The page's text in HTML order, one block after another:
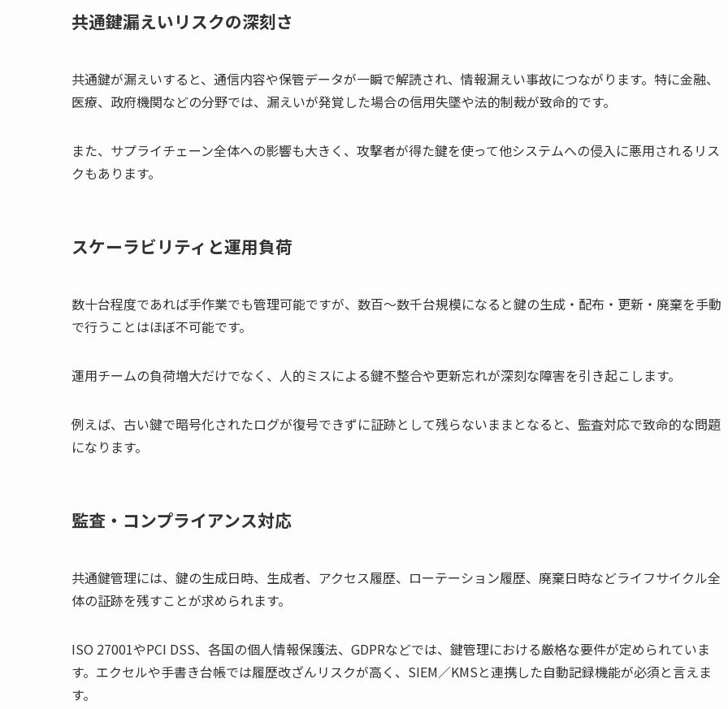
共通鍵漏えいリスクの深刻さ
共通鍵が漏えいすると、通信内容や保管データが一瞬で解読され、情報漏えい事故につながります。特に金融、
医療、政府機関などの分野では、漏えいが発覚した場合の信用失墜や法的制裁が致命的です。
また、サプライチェーン全体への影響も大きく、攻撃者が得た鍵を使って他システムへの侵入に悪用されるリス
クもあります。
スケーラビリティと運用負荷
数十台程度であれば手作業でも管理可能ですが、数百〜数千台規模になると鍵の生成・配布・更新・廃棄を手動
で行うことはほぼ不可能です。
運用チームの負荷増大だけでなく、人的ミスによる鍵不整合や更新忘れが深刻な障害を引き起こします。
例えば、古い鍵で暗号化されたログが復号できずに証跡として残らないままとなると、監査対応で致命的な問題
になります。
監査・コンプライアンス対応
共通鍵管理には、鍵の生成日時、生成者、アクセス履歴、ローテーション履歴、廃棄日時などライフサイクル全
体の証跡を残すことが求められます。
ISO 27001やPCI DSS、各国の個人情報保護法、GDPRなどでは、鍵管理における厳格な要件が定められていま
す。エクセルや手書き台帳では履歴改ざんリスクが高く、SIEM／KMSと連携した自動記録機能が必須と言えま
す。